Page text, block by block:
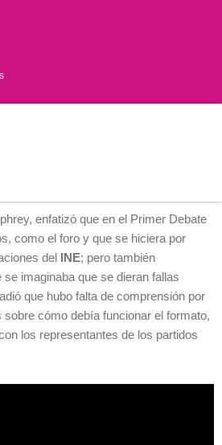
enfatizó que en el Primer Debate
como el foro y que se hiciera por
del INE; pero también
imaginaba que se dieran fallas
que hubo falta de comprensión por
sobre cómo debía funcionar el formato,
los representantes de los partidos